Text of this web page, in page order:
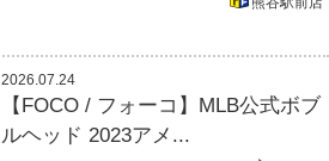
2026.07.24
【FOCO / フォーコ】MLB公式ボブ
ルヘッド 2023アメ...